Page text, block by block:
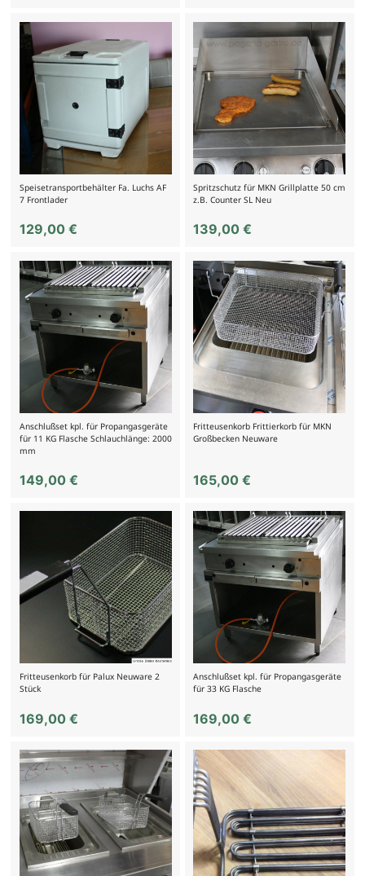
Speisetransportbehälter Fa. Luchs AF
7 Frontlader
129,00 €
Spritzschutz für MKN Grillplatte 50 cm
z.B. Counter SL Neu
139,00€
Anschlußset kpl. für Propangasgeräte
für 11 KG Flasche Schlauchlänge: 2000
mm
149,00 €
Fritteusenkorb Frittierkorb für MKN
Großbecken Neuware
165,00€
Fritteusenkorb für Palux Neuware 2
Stück
169,00 €
Anschlußset kpl. für Propangasgeräte
für 33 KG Flasche
169,00€